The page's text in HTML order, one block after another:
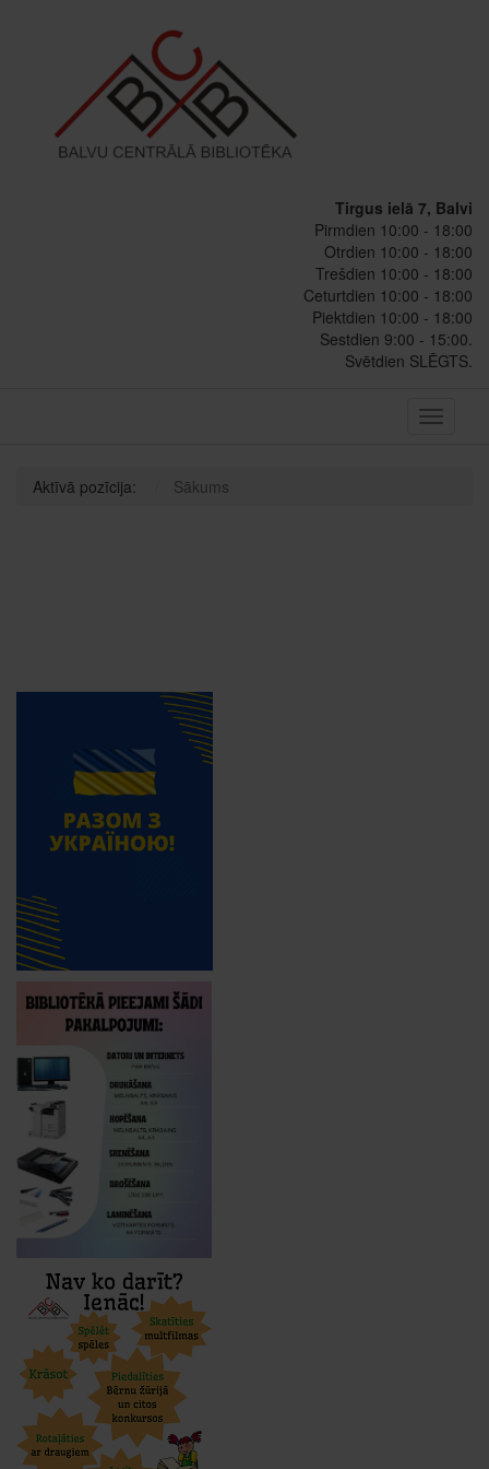
Tirgus ielā 7, Balvi
Pirmdien 10:00 - 18:00
Otrdien 10:00 - 18:00
Trešdien 10:00 - 18:00
Ceturtdien 10:00 - 18:00
Piektdien 10:00 - 18:00
Sestdien 9:00 - 15:00.
Svētdien SLĒGTS.
Toggle
Aktīvā pozīcija: Sākums